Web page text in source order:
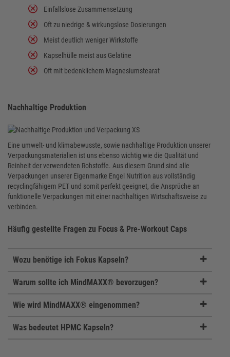
Einfallslose Zusammensetzung
Oft zu niedrige & wirkungslose Dosierungen
Meist deutlich weniger Wirkstoffe
Kapselhülle meist aus Gelatine
Oft mit bedenklichem Magnesiumstearat
Nachhaltige Produktion
Eine umwelt- und klimabewusste, sowie nachhaltige Produktion unserer
Verpackungsmaterialien ist uns ebenso wichtig wie die Qualität und
Reinheit der verwendeten Rohstoffe. Aus diesem Grund sind alle
Verpackungen unserer Eigenmarke Engel Nutrition aus vollständig
recyclingfähigem PET und somit perfekt geeignet, die Ansprüche an
funktionelle Verpackungen mit einer nachhaltigen Wirtschaftsweise zu
verbinden.
Häufig gestellte Fragen zu Focus & Pre-Workout Caps
Wozu benötige ich Fokus Kapseln?
Warum sollte ich MindMAXX® bevorzugen?
Wie wird MindMAXX® eingenommen?
Was bedeutet HPMC Kapseln?